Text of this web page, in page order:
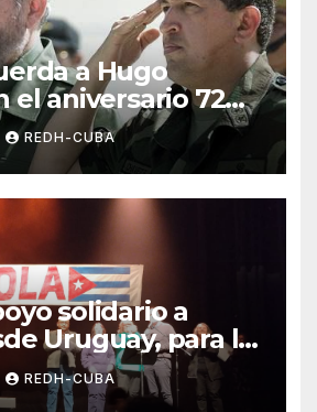
a Hugo
el aniversario 72
( Video)
REDH-CUBA
solidario a
Uruguay, para la
de paneles
REDH-CUBA